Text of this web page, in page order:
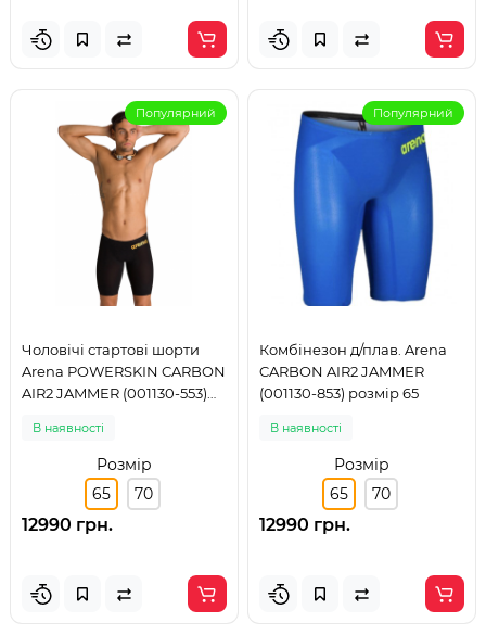
Популярний
Чоловічі стартові шорти
Arena POWERSKIN CARBON
AIR2 JAMMER (001130-553)
В наявності
Розмір
65
70
12990 грн.
Популярний
Комбінезон д/плав. Arena
CARBON AIR2 JAMMER
(001130-853) розмір 65
В наявності
Розмір
65
70
12990 грн.